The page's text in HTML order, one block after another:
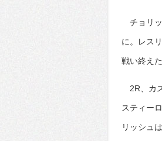
チョリッ
に。レス
戦い終えた
2R、カ
スティー
リッシュ